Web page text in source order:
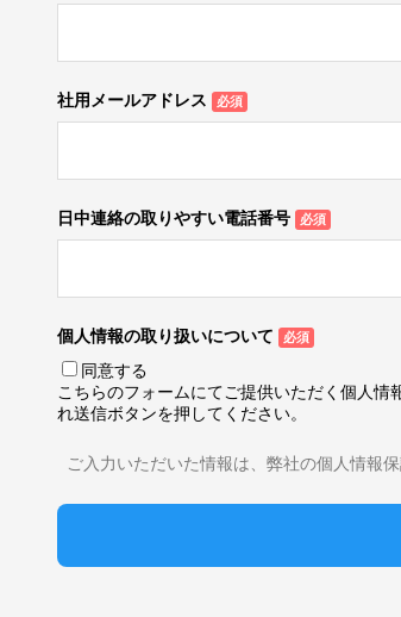
社用メールアドレス
日中連絡の取りやすい電話番号
個人情報の取り扱いについて
同意する
こちらのフォームにてご提供いただく個人
れ送信ボタンを押してください。
ご入力いただいた情報は、弊社の個人情報